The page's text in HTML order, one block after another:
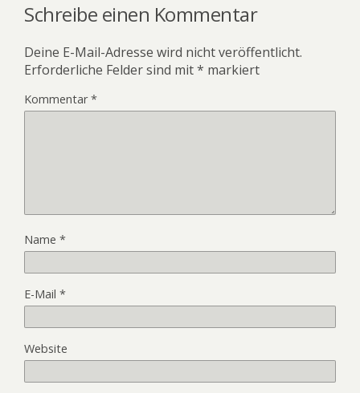
Schreibe einen Kommentar
Deine E-Mail-Adresse wird nicht veröffentlicht.
Erforderliche Felder sind mit* markiert
Kommentar*
Name *
E-Mail *
Website